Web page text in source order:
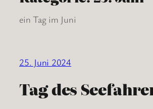
ein Tag im Juni
25. Juni 2024
Tag des